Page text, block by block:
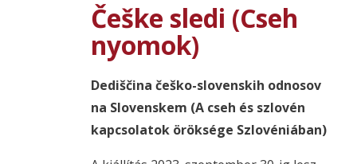
Češke sledi (Cseh
nyomok)
Dediščina češko-slovenskih odnosov
na Slovenskem (A cseh és szlovén
kapcsolatok öröksége Szlovéniában)